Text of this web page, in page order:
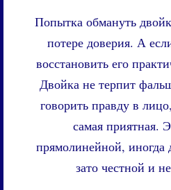
Попытка обмануть
потере доверия. А
восстановить его
Двойка не терпит
говорить правду в
самая приятная.
прямолинейной,
зато честной и